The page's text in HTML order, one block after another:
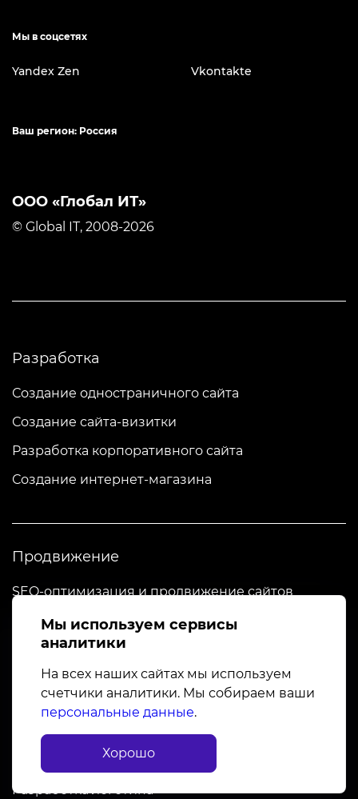
ООО «Глобал ИТ»
© Global IT, 2008-2026
Мы в соцсетях
Yandex Zen Vkontakte
Ваш регион: Россия
Разработка
Создание одностраничного сайта
Создание сайта-визитки
Разработка корпоративного сайта
Создание интернет-магазина
Продвижение
SEO-оптимизация и продвижение сайтов
Настройка контекстной рекламы
Дизайн
Разработка дизайна сайта
Разработка фирменного стиля компании
Разработка логотипа
Мы используем сервисы
аналитики
На всех наших сайтах мы используем
счетчики аналитики. Мы собираем ваши
персональные данные.
Хорошо